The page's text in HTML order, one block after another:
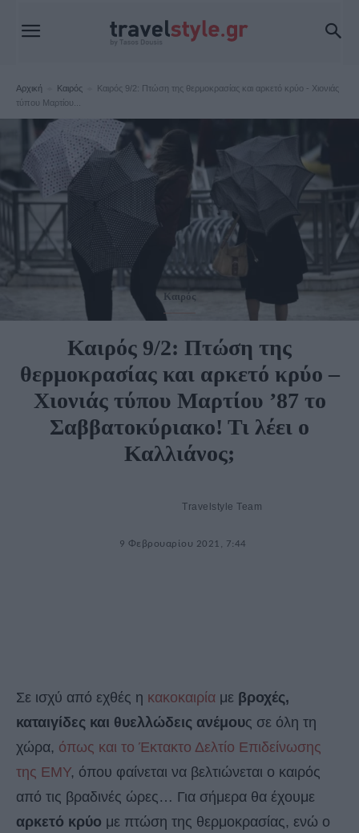
Αρχική Καιρός
Καιρός 9/2: Πτώση της θερμοκρασίας και αρκετό κρύο - Χιονιάς
τύπου Μαρτίου...
Καιρός
Καιρός 9/2: Πτώση της
θερμοκρασίας και αρκετό κρύο –
Χιονιάς τύπου Μαρτίου ’87 το
Σαββατοκύριακο! Τι λέει ο
Καλλιάνος;
Travelstyle Team
9 Φεβρουαρίου 2021, 7:44
Σε ισχύ από εχθές η κακοκαιρία με βροχές,
καταιγίδες και θυελλώδεις ανέμους σε όλη τη
χώρα, όπως και το Έκτακτο Δελτίο Επιδείνωσης
της ΕΜΥ, όπου φαίνεται να βελτιώνεται ο καιρός
από τις βραδινές ώρες… Για σήμερα θα έχουμε
αρκετό κρύο με πτώση της θερμοκρασίας, ενώ ο